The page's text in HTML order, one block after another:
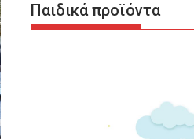
Παιδικά προϊόντα